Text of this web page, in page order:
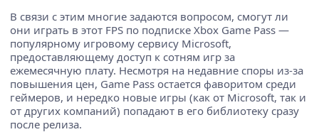
В связи с этим многие задаются вопросом, смогут ли
они играть в этот FPS по подписке Xbox Game Pass —
популярному игровому сервису Microsoft,
предоставляющему доступ к сотням игр за
ежемесячную плату. Несмотря на недавние споры из-за
повышения цен, Game Pass остается фаворитом среди
геймеров, и нередко новые игры (как от Microsoft, так и
от других компаний) попадают в его библиотеку сразу
после релиза.